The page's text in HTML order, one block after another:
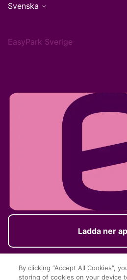
Svenska
EasyPark Sverige
Ladda ner
By clicking “Accept All Cookies”,
storing of cookies on your device